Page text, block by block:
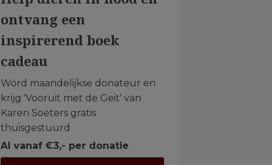
ontvang een
inspirerend boek
cadeau
Word maandelijkse donateur en
krijg 'Vooruit met de Geit' van
Karen Soeters gratis
thuisgestuurd
Al vanaf €3,- per donatie